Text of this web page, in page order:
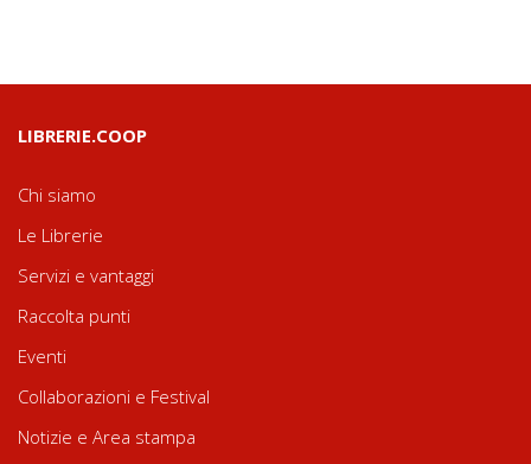
LIBRERIE.COOP
Chi siamo
Le Librerie
Servizi e vantaggi
Raccolta punti
Eventi
Collaborazioni e Festival
Notizie e Area stampa